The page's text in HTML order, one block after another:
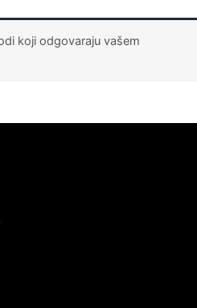
koji odgovaraju vašem